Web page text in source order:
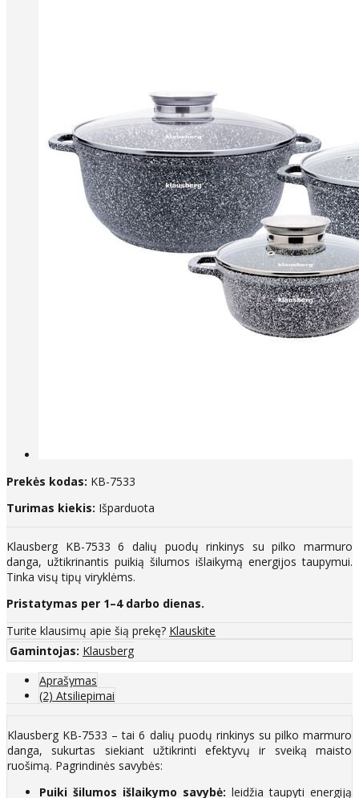
Prekės kodas: KB-7533
Turimas kiekis: Išparduota
Klausberg KB-7533 6 dalių puodų rinkinys su pilko marmuro
danga, užtikrinantis puikią šilumos išlaikymą energijos taupymui.
Tinka visų tipų viryklėms.
Pristatymas per 1–4 darbo dienas.
Turite klausimų apie šią prekę? Klauskite
Gamintojas: Klausberg
Aprašymas
(2) Atsiliepimai
Klausberg KB-7533 – tai 6 dalių puodų rinkinys su pilko marmuro
danga, sukurtas siekiant užtikrinti efektyvų ir sveiką maisto
ruošimą. Pagrindinės savybės:
Puiki šilumos išlaikymo savybė: leidžia taupyti energiją